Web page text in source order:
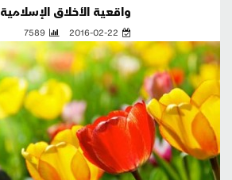
واقعية الأخلاق الإسلامية
2016-02-22
7589